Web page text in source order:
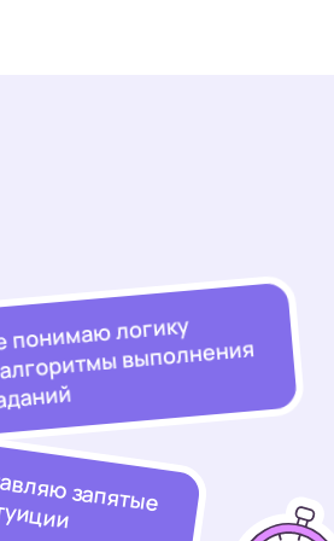
понимаю логикувыполнения
запятые